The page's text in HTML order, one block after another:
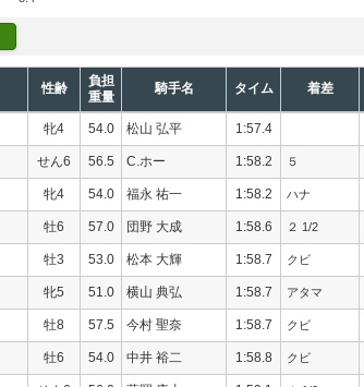
性齢
負担
重量
騎手名 タイム 着差
牝4 54.0 松山 弘平 1:57.4
せん6 56.5 C.ホー 1:58.2 ５
牝4 54.0 福永 祐一 1:58.2 ハナ
牡6 57.0 団野 大成 1:58.6 ２ 1/2
牡3 53.0 松本 大輝 1:58.7 クビ
牝5 51.0 横山 典弘 1:58.7 アタマ
牡8 57.5 今村 聖奈 1:58.7 クビ
牡6 54.0 中井 裕二 1:58.8 クビ